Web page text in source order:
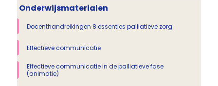
Onderwijsmaterialen
Docenthandreikingen 8 essenties palliatieve zorg
Effectieve communicatie
Effectieve communicatie in de palliatieve fase
(animatie)